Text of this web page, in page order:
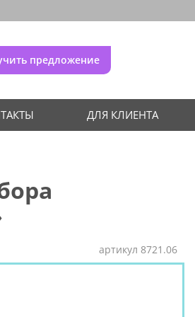
предложение
ДЛЯ КЛИЕНТА
артикул 8721.06